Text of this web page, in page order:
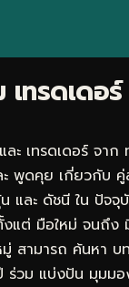
เทรดเดอ
เทรดเดอร์ จาก
ะ พูดคุย เกี่ยวกับ
และ ดัชนี ใน ปัจ
แต่ มือใหม่ จนถึง
สามารถ ค้นหา บ
วม แบ่งปัน มุมมอ